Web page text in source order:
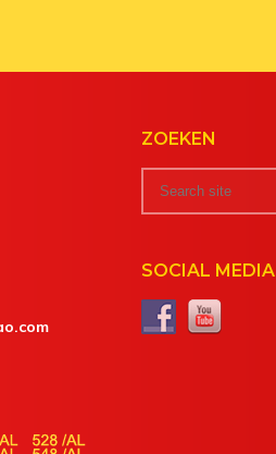
ZOEKEN
SOCIAL MEDIA